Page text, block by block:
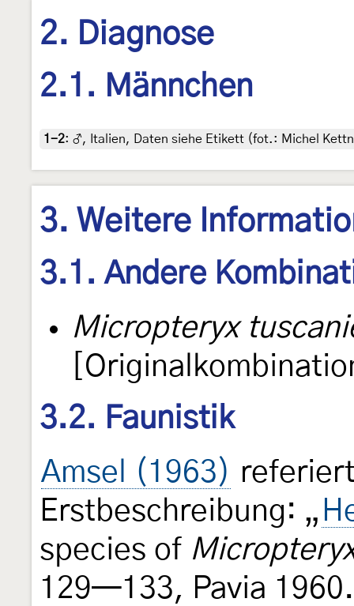
2. Diagnose
2.1. Männchen
1-2: ♂, Italien, Daten siehe Etikett (fot.: Michel
3. Weitere
3.1. Andere
Micropteryx
3.2. Faunistik
Amsel (1963)
Erstbeschreibung: „
species of
129—133, Pavia